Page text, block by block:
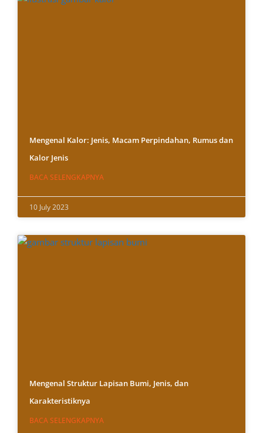
Mengenal Kalor: Jenis, Macam Perpindahan, Rumus dan
Kalor Jenis
BACA SELENGKAPNYA
10 July 2023
Mengenal Struktur Lapisan Bumi, Jenis, dan
Karakteristiknya
BACA SELENGKAPNYA